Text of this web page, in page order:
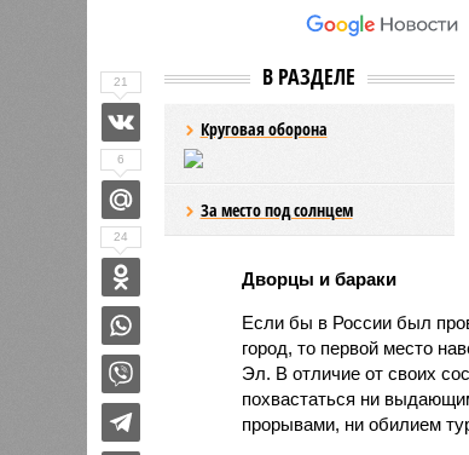
В РАЗДЕЛЕ
Круговая оборона
За место под солнцем
Дворцы и бараки
Если бы в России был
город, то первой место
Эл. В отличие от своих
похвастаться ни
прорывами, ни обилием
21
6
24